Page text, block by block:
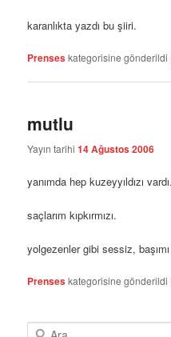
karanlıkta yazdı bu şiiri.
Prenseskategorisine gönderildi
mutlu
Yayın tarihi14 Ağustos 2006
yanımda hep kuzeyyıldızı vardı.
saçlarım kıpkırmızı.
yolgezenler gibi sessiz,
Prenseskategorisine gönderildi